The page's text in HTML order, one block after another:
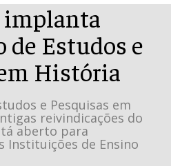
implanta
de Estudos e
História
e Pesquisas em
reivindicações do
aberto para
Instituições de Ensino